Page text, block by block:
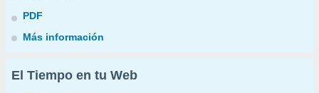
PDF
Más información
El Tiempo en tu Web